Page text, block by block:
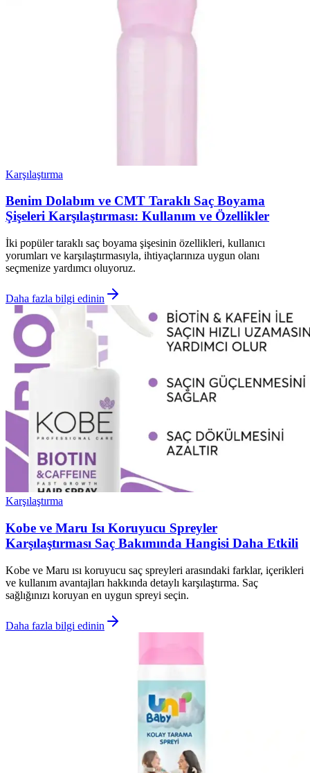
Karşılaştırma
Benim Dolabım ve CMT Taraklı Saç Boyama
Şişeleri Karşılaştırması: Kullanım ve Özellikler
İki popüler taraklı saç boyama şişesinin özellikleri, kullanıcı
yorumları ve karşılaştırmasıyla, ihtiyaçlarınıza uygun olanı
seçmenize yardımcı oluyoruz.
Daha fazla bilgi edinin
Karşılaştırma
Kobe ve Maru Isı Koruyucu Spreyler
Karşılaştırması Saç Bakımında Hangisi Daha Etkili
Kobe ve Maru ısı koruyucu saç spreyleri arasındaki farklar, içerikleri
ve kullanım avantajları hakkında detaylı karşılaştırma. Saç
sağlığınızı koruyan en uygun spreyi seçin.
Daha fazla bilgi edinin